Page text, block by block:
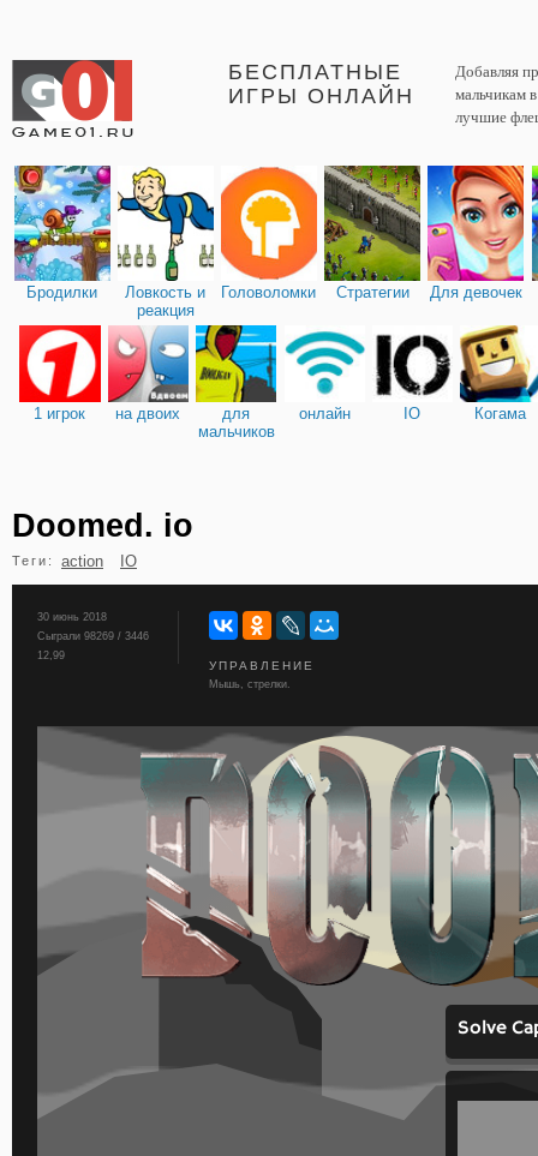
БЕСПЛАТНЫЕ
ИГРЫ ОНЛАЙН
Добавляя
мальчикам
лучшие
Бродилки
Ловкость и
реакция
Головоломки Стратегии Для девочек
1 игрок на двоих
для
мальчиков
онлайн IO Когама
бильярд карты
Doomed. io
Теги: action IO
30 июнь 2018
Сыграли 98269 / 3446
12,99
УПРАВЛЕНИЕ
Мышь, стрелки.